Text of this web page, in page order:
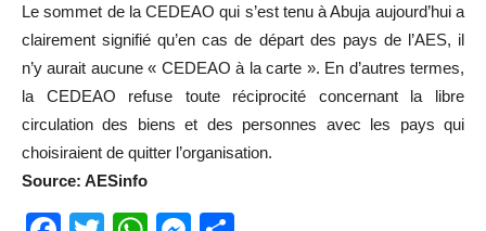
Le sommet de la CEDEAO qui s’est tenu à Abuja aujourd’hui a
clairement signifié qu’en cas de départ des pays de l’AES, il
n’y aurait aucune « CEDEAO à la carte ». En d’autres termes,
la CEDEAO refuse toute réciprocité concernant la libre
circulation des biens et des personnes avec les pays qui
choisiraient de quitter l’organisation.
Source: AESinfo